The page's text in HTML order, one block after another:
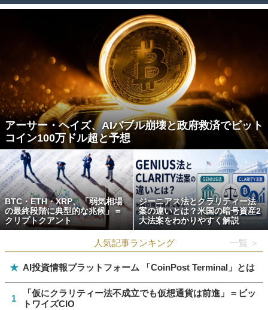
アーサー・ヘイズ、AIバブル崩壊と政府救済でビット
コイン100万ドル超と予想
BTC・ETH・XRP、「弱気相場
の最終段階に典型的な兆候」＝
クリプトクアント
ジーニアス法とクラリティー法
案の違いとは？米国の暗号資産2
大法案をわかりやすく解説
人気記事ランキング 一覧 ＞
★ AI投資情報プラットフォーム 「CoinPost Terminal」とは
1
「仮にクラリティー法不成立でも仮想通貨は前進」＝ビッ
トワイズCIO